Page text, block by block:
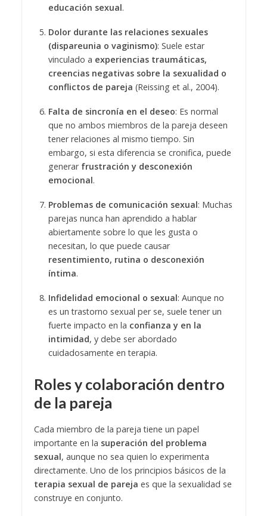
educación sexual.
Dolor durante las relaciones sexuales
(dispareunia o vaginismo): Suele estar
vinculado a experiencias traumáticas,
creencias negativas sobre la sexualidad o
conflictos de pareja (Reissing et al., 2004).
Falta de sincronía en el deseo: Es normal
que no ambos miembros de la pareja deseen
tener relaciones al mismo tiempo. Sin
embargo, si esta diferencia se cronifica, puede
generar frustración y desconexión
emocional.
Problemas de comunicación sexual: Muchas
parejas nunca han aprendido a hablar
abiertamente sobre lo que les gusta o
necesitan, lo que puede causar
resentimiento, rutina o desconexión
íntima.
Infidelidad emocional o sexual: Aunque no
es un trastorno sexual per se, suele tener un
fuerte impacto en la confianza y en la
intimidad, y debe ser abordado
cuidadosamente en terapia.
Roles y colaboración dentro
de la pareja
Cada miembro de la pareja tiene un papel
importante en la superación del problema
sexual, aunque no sea quien lo experimenta
directamente. Uno de los principios básicos de la
terapia sexual de pareja es que la sexualidad se
construye en conjunto.